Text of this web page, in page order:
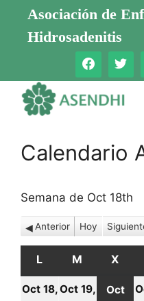
Saltar
contenido
Asociación de
Hidrosadenitis
Calendario
Semana de Oct 18th
Anterior Hoy
L LUNES
M MARTES
X
Oct 18,Oct 19,
Oct